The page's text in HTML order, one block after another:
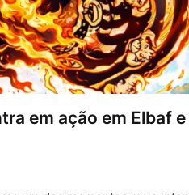
em ação em Elbaf